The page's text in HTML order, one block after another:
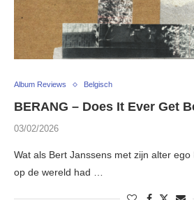
Album Reviews Belgisch
BERANG – Does It Ever Get
03/02/2026
Wat als Bert Janssens met zijn alter
op de wereld had …